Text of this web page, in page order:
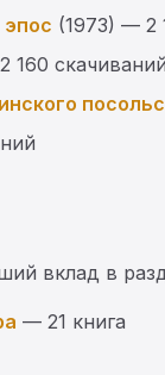
(1973) — 2
160 скачиваний
вклад в
— 21 книга